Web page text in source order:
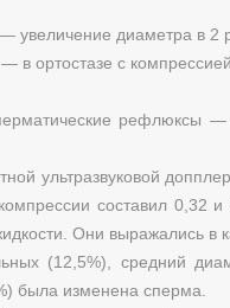
увеличение диаметра в 2
ортостазе с
рефлюксы
ультразвуковой
составил
Они выражались в
(12,5%), средний
была изменена сперма.